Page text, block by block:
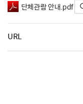
단체관람 안내.pdf
URL